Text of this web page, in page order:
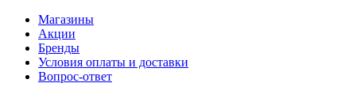
Магазины
Акции
Бренды
Условия оплаты и доставки
Вопрос-ответ